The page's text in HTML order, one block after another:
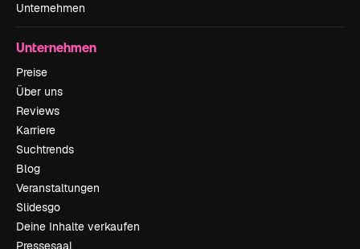
Unternehmen
Unternehmen
Preise
Über uns
Reviews
Karriere
Suchtrends
Blog
Veranstaltungen
Slidesgo
Deine Inhalte verkaufen
Pressesaal